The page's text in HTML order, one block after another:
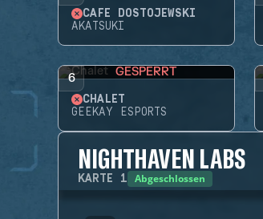
CAFÉ DOSTOJEWSKI
AKATSUKI
6 GESPERRT
CHALET
GEEKAY ESPORTS
NIGHTHAVEN LABS
KARTE 1 Abgeschlossen